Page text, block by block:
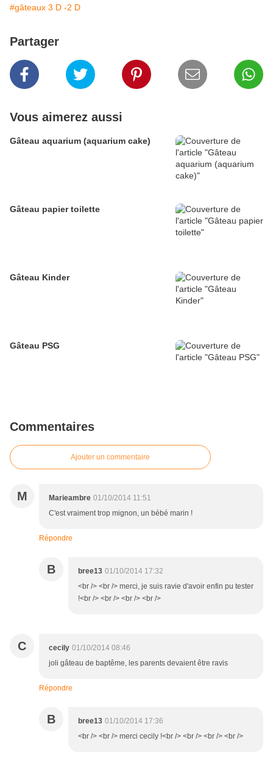
#gâteaux 3 D -2 D
Partager
Vous aimerez aussi
Gâteau aquarium (aquarium cake)
Gâteau papier toilette
Gâteau Kinder
Gâteau PSG
Commentaires
Ajouter un commentaire
M Marieambre 01/10/2014 11:51
C'est vraiment trop mignon, un bébé marin !
Répondre
B bree13 01/10/2014 17:32
<br /> <br /> merci, je suis ravie d'avoir enfin pu tester
!<br /> <br /> <br /> <br />
C cecily 01/10/2014 08:46
joli gâteau de baptême, les parents devaient être ravis
Répondre
B bree13 01/10/2014 17:36
<br /> <br /> merci cecily !<br /> <br /> <br /> <br />